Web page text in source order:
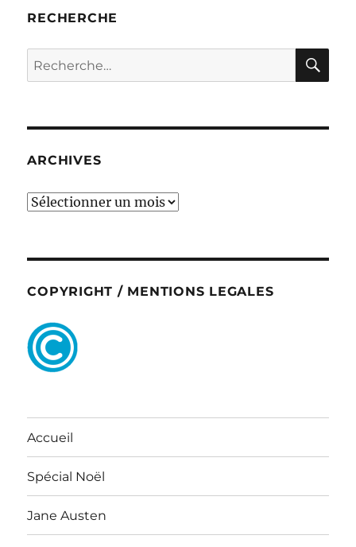
RECHERCHE
Recherche
pour :
ARCHIVES
ARCHIVES
COPYRIGHT / MENTIONS LEGALES
Accueil
Spécial Noël
Jane Austen